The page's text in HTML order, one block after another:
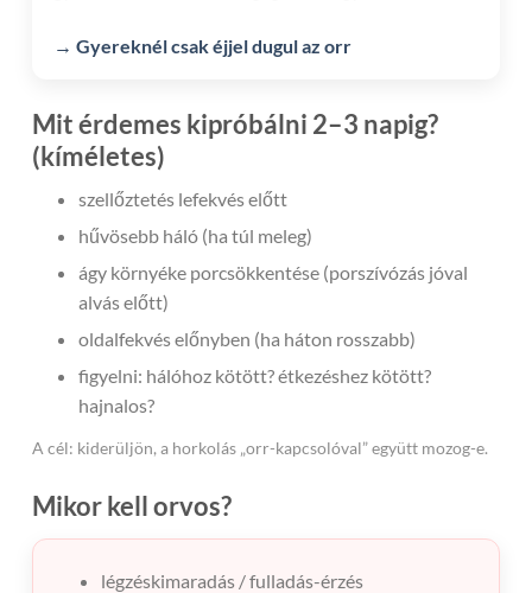
→ Gyereknél csak éjjel dugul az orr
Mit érdemes kipróbálni 2–3 napig?
(kíméletes)
szellőztetés lefekvés előtt
hűvösebb háló (ha túl meleg)
ágy környéke porcsökkentése (porszívózás jóval
alvás előtt)
oldalfekvés előnyben (ha háton rosszabb)
figyelni: hálóhoz kötött? étkezéshez kötött?
hajnalos?
A cél: kiderüljön, a horkolás „orr-kapcsolóval” együtt mozog-e.
Mikor kell orvos?
légzéskimaradás / fulladás-érzés